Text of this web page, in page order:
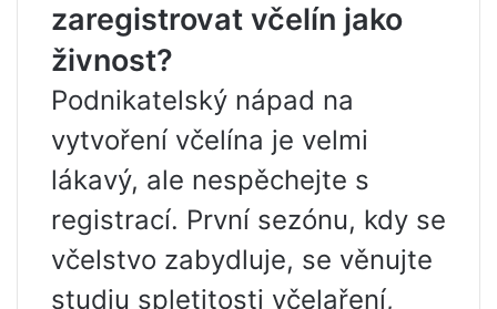
zaregistrovat včelín jako
živnost?
Podnikatelský nápad na
vytvoření včelína je velmi
lákavý, ale nespěchejte s
registrací. První sezónu, kdy se
včelstvo zabydluje, se věnujte
studiu spletitosti včelaření,